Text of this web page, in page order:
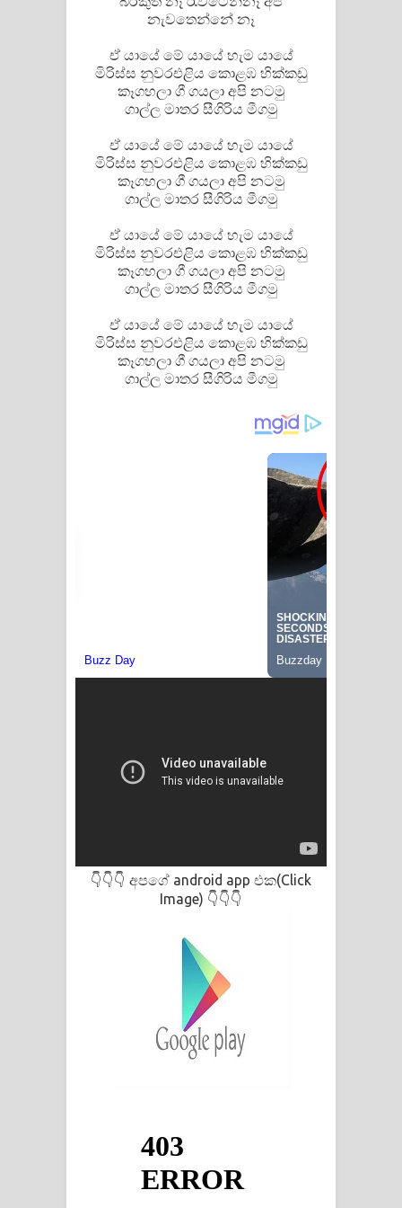
පාරනා ගීතයේ පද පෙළ
නැවතෙන්නේ නෑ
ඒ යායේ මේ යායේ හැම යායේ
මිරිස්ස නුවරඑළිය කොළඹ හික්කඩු
කෑගහලා ගී ගයලා අපි නටමු
ගාල්ල මාතර සීගිරිය මීගමු
ඒ යායේ මේ යායේ හැම යායේ
මිරිස්ස නුවරඑළිය කොළඹ හික්කඩු
කෑගහලා ගී ගයලා අපි නටමු
ගාල්ල මාතර සීගිරිය මීගමු
ඒ යායේ මේ යායේ හැම යායේ
මිරිස්ස නුවරඑළිය කොළඹ හික්කඩු
කෑගහලා ගී ගයලා අපි නටමු
ගාල්ල මාතර සීගිරිය මීගමු
ඒ යායේ මේ යායේ හැම යායේ
මිරිස්ස නුවරඑළිය කොළඹ හික්කඩු
කෑගහලා ගී ගයලා අපි නටමු
ගාල්ල මාතර සීගිරිය මීගමු
👇👇👇 අපගේ android app එක(Click
Image) 👇👇👇